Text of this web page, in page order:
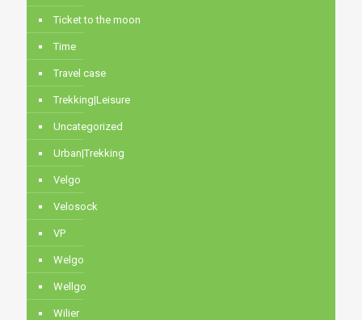
Ticket to the moon
Time
Travel case
Trekking|Leisure
Uncategorized
Urban|Trekking
Velgo
Velosock
VP
Welgo
Wellgo
Wilier